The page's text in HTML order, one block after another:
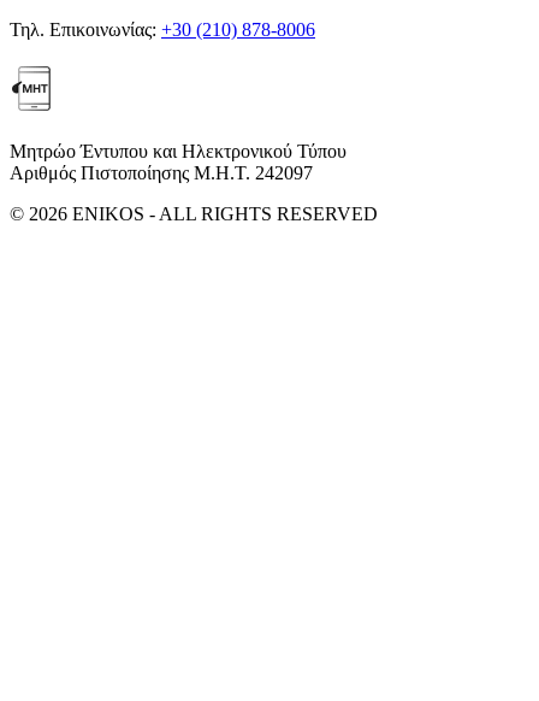
Τηλ. Επικοινωνίας: +30 (210) 878-8006
Μητρώο Έντυπου και Ηλεκτρονικού Τύπου
Αριθμός Πιστοποίησης Μ.Η.Τ. 242097
© 2026 ENIKOS - ALL RIGHTS RESERVED